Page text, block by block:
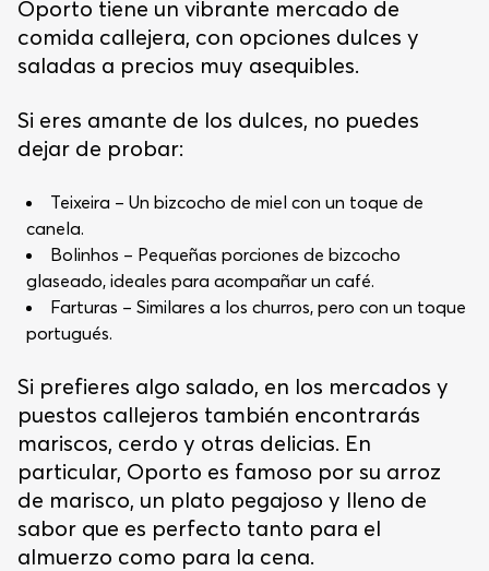
Oporto tiene un vibrante mercado de
comida callejera, con opciones dulces y
saladas a precios muy asequibles.
Si eres amante de los dulces, no puedes
dejar de probar:
Teixeira – Un bizcocho de miel con un toque de
canela.
Bolinhos – Pequeñas porciones de bizcocho
glaseado, ideales para acompañar un café.
Farturas – Similares a los churros, pero con un toque
portugués.
Si prefieres algo salado, en los mercados y
puestos callejeros también encontrarás
mariscos, cerdo y otras delicias. En
particular, Oporto es famoso por su arroz
de marisco, un plato pegajoso y lleno de
sabor que es perfecto tanto para el
almuerzo como para la cena.